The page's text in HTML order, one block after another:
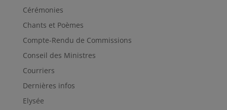
Cérémonies
Chants et Poèmes
Compte-Rendu de Commissions
Conseil des Ministres
Courriers
Dernières infos
Elysée